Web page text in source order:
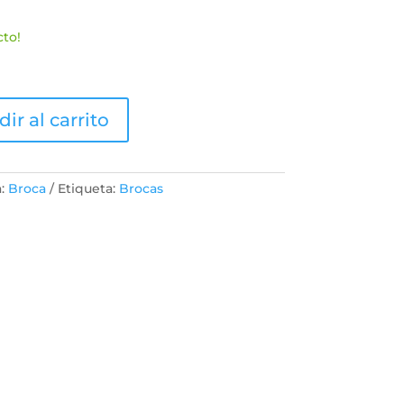
S/36.90.
al carrito
Broca Etiqueta: Brocas